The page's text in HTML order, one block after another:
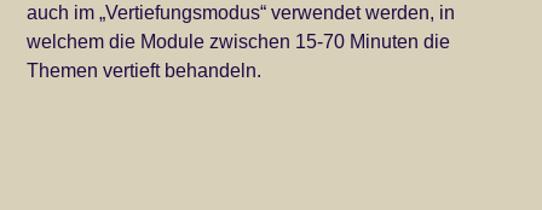
auch im „Vertiefungsmodus“ verwendet werden, in
welchem die Module zwischen 15-70 Minuten die
Themen vertieft behandeln.